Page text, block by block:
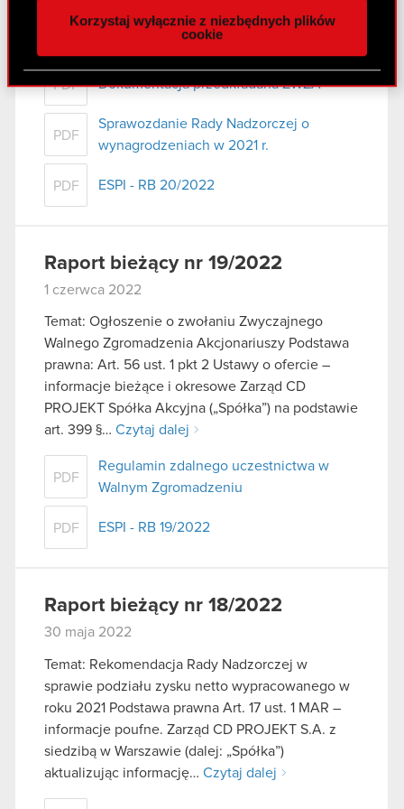
z naszej witryny, udostępniamy partnerom
Partnerzy mogą połączyć te informacje z innymi
danymi otrzymanymi od Ciebie lub uzyskanymi
podczas korzystania z ich usług. Kontynuując
korzystanie z naszej witryny, zgadasz się na
używanie plików cookie.
Korzystaj wyłącznie z niezbędnych plików
cookie
Projekty uchwał ZWZA
PDF Dokumentacja przedkładana ZWZA
PDF
Sprawozdanie Rady Nadzorczej o
wynagrodzeniach w 2021 r.
PDF ESPI - RB 20/2022
Raport bieżący nr 19/2022
1 czerwca 2022
Temat: Ogłoszenie o zwołaniu Zwyczajnego
Walnego Zgromadzenia Akcjonariuszy Podstawa
prawna: Art. 56 ust. 1 pkt 2 Ustawy o ofercie –
informacje bieżące i okresowe Zarząd CD
PROJEKT Spółka Akcyjna („Spółka”) na podstawie
art. 399 §… Czytaj dalej
PDF
Regulamin zdalnego uczestnictwa w
Walnym Zgromadzeniu
PDF ESPI - RB 19/2022
Raport bieżący nr 18/2022
30 maja 2022
Temat: Rekomendacja Rady Nadzorczej w
sprawie podziału zysku netto wypracowanego w
roku 2021 Podstawa prawna Art. 17 ust. 1 MAR –
informacje poufne. Zarząd CD PROJEKT S.A. z
siedzibą w Warszawie (dalej: „Spółka”)
aktualizując informację… Czytaj dalej